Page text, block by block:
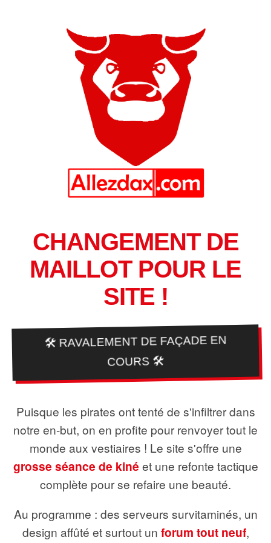
CHANGEMENT DE
MAILLOT POUR LE
SITE !
🛠️ RAVALEMENT DE FAÇADE EN
COURS 🛠️
Puisque les pirates ont tenté de s'infiltrer dans
notre en-but, on en profite pour renvoyer tout le
monde aux vestiaires ! Le site s'offre une
grosse séance de kiné et une refonte tactique
complète pour se refaire une beauté.
Au programme : des serveurs survitaminés, un
design affûté et surtout un forum tout neuf,